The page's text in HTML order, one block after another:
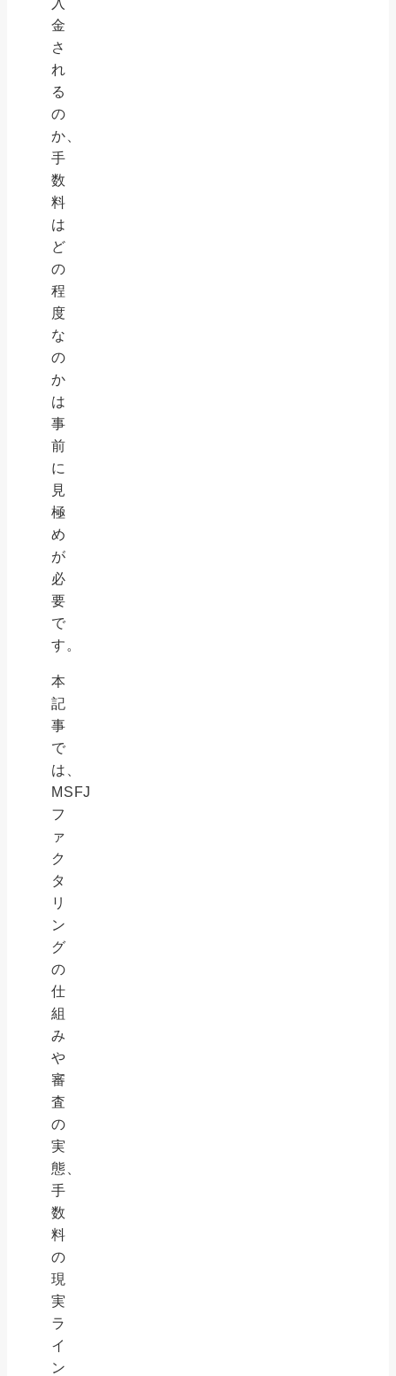
金
さ
れ
る
の
か、
手
数
料
は
ど
の
程
度
な
の
か
は
事
前
に
見
極
め
が
必
要
で
す。
本
記
事
で
は、
MSFJ
フ
ァ
ク
タ
リ
ン
グ
の
仕
組
み
や
審
査
の
実
態、
手
数
料
の
現
実
ラ
イ
ン